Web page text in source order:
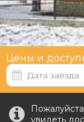
Цены и
увидеть